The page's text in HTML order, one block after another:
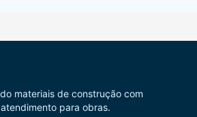
materiais de construção com
para obras.